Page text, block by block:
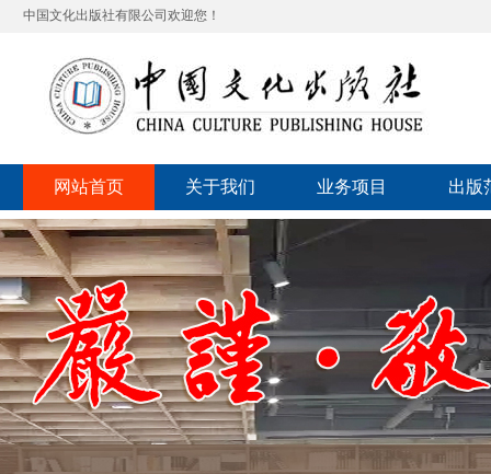
中国文化出版社有限公司欢迎您！
网站首页 关于我们 业务项目 出版